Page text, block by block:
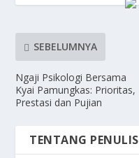
SEBELUMNYA
Ngaji Psikologi Bersama
Kyai Pamungkas: Prioritas,
Prestasi dan Pujian
TENTANG PENULIS